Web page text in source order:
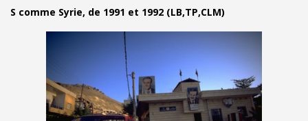
S comme Syrie, de 1991 et 1992 (LB,TP,CLM)